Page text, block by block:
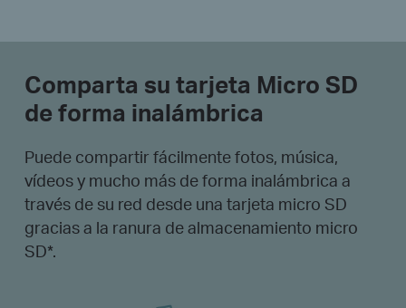
Comparta su tarjeta Micro SD
de forma inalámbrica
Puede compartir fácilmente fotos, música,
vídeos y mucho más de forma inalámbrica a
través de su red desde una tarjeta micro SD
gracias a la ranura de almacenamiento micro
SD*.